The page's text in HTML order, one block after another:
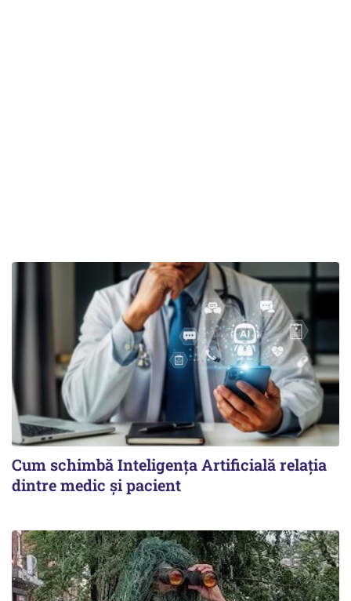
Cum schimbă Inteligența Artificială relația
dintre medic și pacient